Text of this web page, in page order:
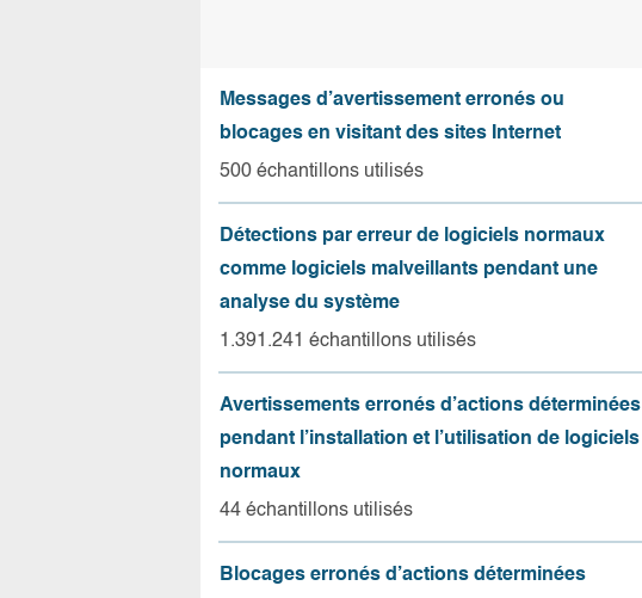
Messages d’avertissement erronés ou
blocages en visitant des sites Internet
500 échantillons utilisés
Détections par erreur de logiciels normaux
comme logiciels malveillants pendant une
analyse du système
1.391.241 échantillons utilisés
Avertissements erronés d’actions déterminées
pendant l’installation et l’utilisation de logiciels
normaux
44 échantillons utilisés
Blocages erronés d’actions déterminées